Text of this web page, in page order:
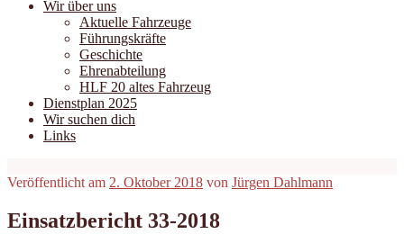
Wir über uns
Aktuelle Fahrzeuge
Führungskräfte
Geschichte
Ehrenabteilung
HLF 20 altes Fahrzeug
Dienstplan 2025
Wir suchen dich
Links
Veröffentlicht am 2. Oktober 2018 von Jürgen Dahlmann
Einsatzbericht 33-2018